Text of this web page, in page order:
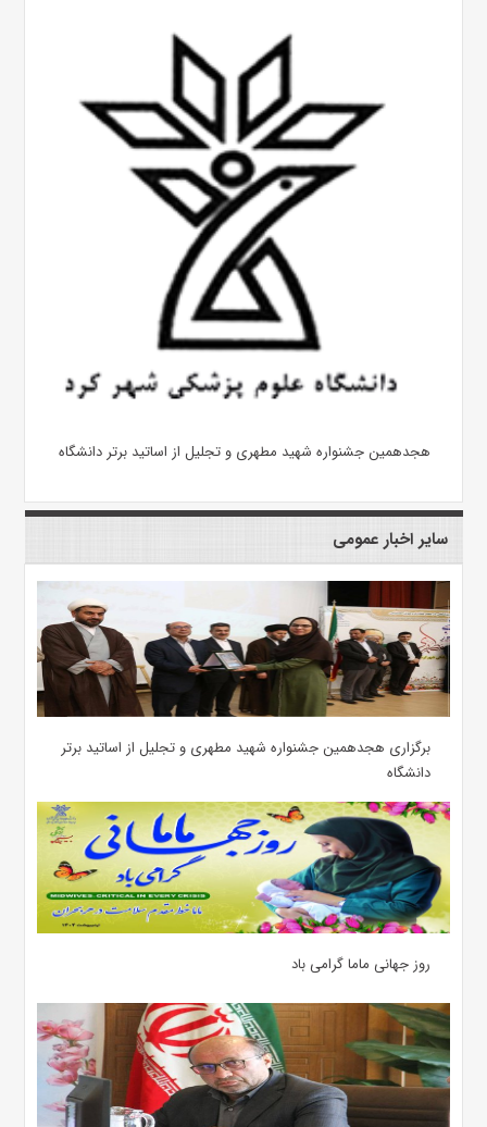
هجدهمین جشنواره شهید مطهری و تجلیل از اساتید برتر دانشگاه
سایر اخبار عمومی
برگزاری هجدهمین جشنواره شهید مطهری و تجلیل از اساتید برتر
دانشگاه
روز جهانی ماما گرامی باد